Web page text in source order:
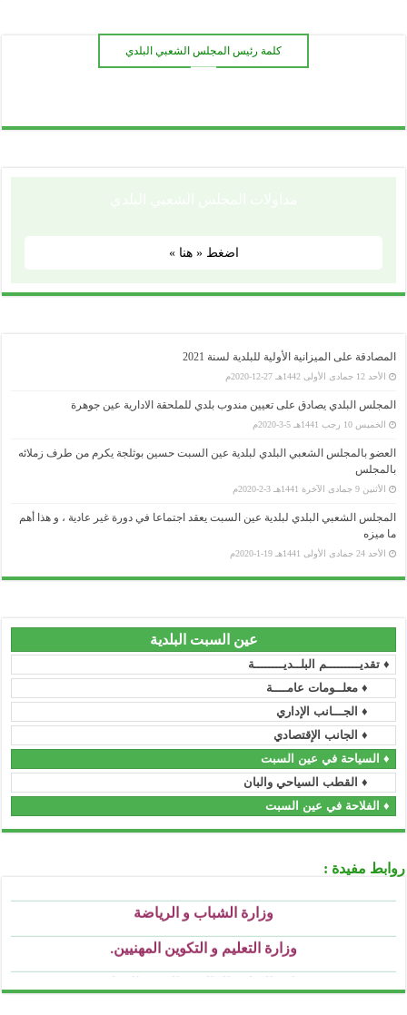
كلمة رئيس المجلس الشعبي البلدي
ـــــــ
اضغط « هنا »
المصادقة على الميزانية الأولية للبلدية لسنة 2021
الأحد 12 جمادى الأولى 1442هـ 27-12-2020م
المجلس البلدي يصادق على تعيين مندوب بلدي للملحقة الادارية عين جوهرة
الخميس 10 رجب 1441هـ 5-3-2020م
العضو بالمجلس الشعبي البلدي لبلدية عين السبت حسين بوثلجة يكرم من طرف زملائه
بالمجلس
الأثنين 9 جمادى الآخرة 1441هـ 3-2-2020م
المجلس الشعبي البلدي لبلدية عين السبت يعقد اجتماعا في دورة غير عادية ، و هذا أهم
ما ميزه
الأحد 24 جمادى الأولى 1441هـ 19-1-2020م
عين السبت البلدية
♦ تقديـــــــــم البلــديــــــــة
♦ معلــومات عامــــة
♦ الجـــانب الإداري
♦ الجانب الإقتصادي
♦ السياحة في عين السبت
♦ القطب السياحي والبان
♦ الفلاحة في عين السبت
روابط مفيدة :
المجلس الشعبي الولائي _ سطيف
المجلس الدستوري
مجلس الأمة
رئاسة الحكومة
الجريدة الرسمية
الأمانة العامة للحكومة